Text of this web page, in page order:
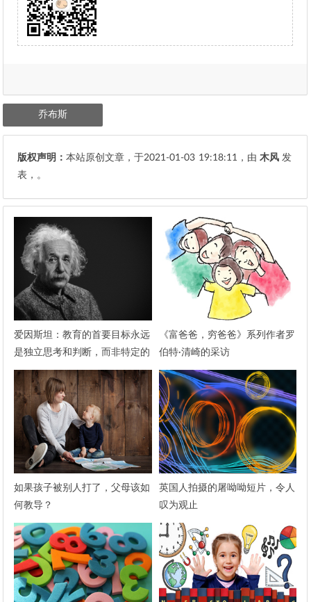
乔布斯
版权声明：本站原创文章，于2021-01-03 19:18:11 ，由木风 发
表，。
爱因斯坦：教育的首要目标永远
是独立思考和判断，而非特定的
知识
《富爸爸，穷爸爸》系列作者罗
伯特·清崎的采访
如果孩子被别人打了，父母该如
何教导？
英国人拍摄的屠呦呦短片，令人
叹为观止